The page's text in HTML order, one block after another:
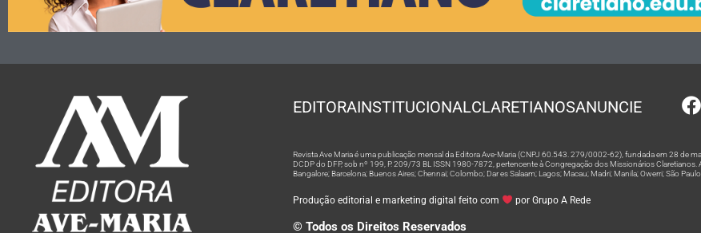
EDITORAINSTITUCIONALCLARETIANOSANUNCIE
Revista Ave Maria é uma publicação mensal da Editora Ave-Maria (CNPJ 60.543. 279/0002-62), fundada em 28 de
DCDP do DFP, sob nº 199, P. 209/73 BL ISSN 1980-7872, pertencente à Congregação dos Missionários
Bangalore; Barcelona; Buenos Aires; Chennai; Colombo; Dar es Salaam; Lagos; Macau; Madri; Manila; Owerri; São
Produção editorial e marketing digital feito com por Grupo A Rede
© Todos os Direitos Reservados